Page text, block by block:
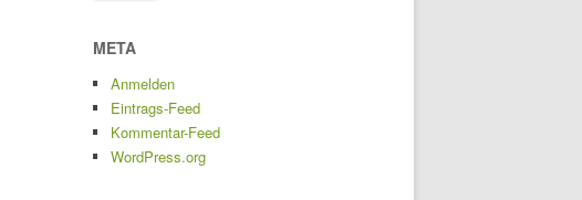
META
Anmelden
Eintrags-Feed
Kommentar-Feed
WordPress.org